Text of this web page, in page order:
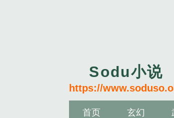
Sodu小说
https://
首页 玄幻